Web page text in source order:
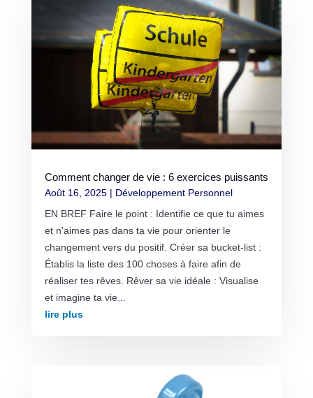
Comment changer de vie : 6 exercices puissants
Août 16, 2025| Développement Personnel
EN BREF Faire le point : Identifie ce que tu aimes
et n'aimes pas dans ta vie pour orienter le
changement vers du positif. Créer sa bucket-list :
Établis la liste des 100 choses à faire afin de
réaliser tes rêves. Rêver sa vie idéale : Visualise
et imagine ta vie...
lire plus